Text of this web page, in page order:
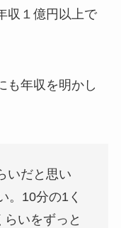
収１億円以上で
も年収を明かし
いだと思い
。10分の1く
いをずっと